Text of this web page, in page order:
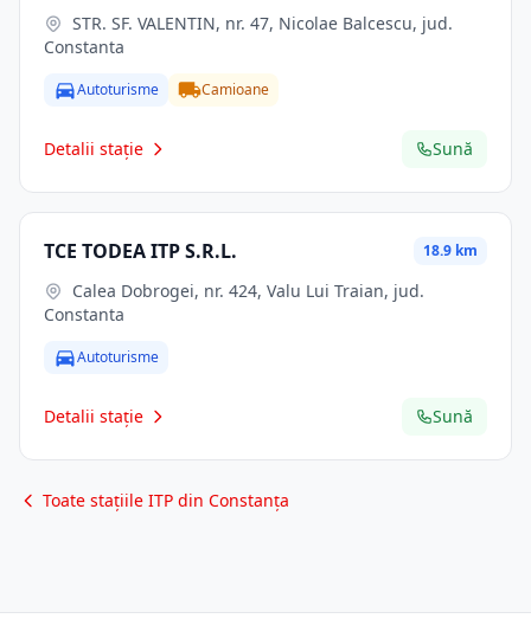
Constanta
Autoturisme Camioane
Detalii stație Sună
TCE TODEA ITP S.R.L. 18.9 km
Constanta
Autoturisme
Detalii stație Sună
Toate stațiile ITP din Constanța